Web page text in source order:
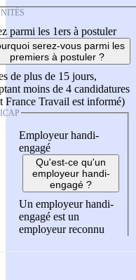
parmi les 1ers à postuler
serez-vous parmi les
premiers à postuler ?
de plus de 15 jours,
moins de 4 candidatures
France Travail est informé)
Employeur handi-
engagé
Qu'est-ce qu'un
employeur handi-
engagé ?
Un employeur handi-
engagé est un
employeur reconnu